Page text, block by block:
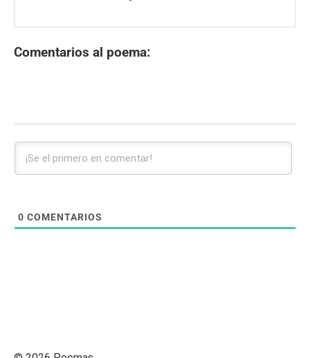
Comentarios al poema:
0 COMENTARIOS